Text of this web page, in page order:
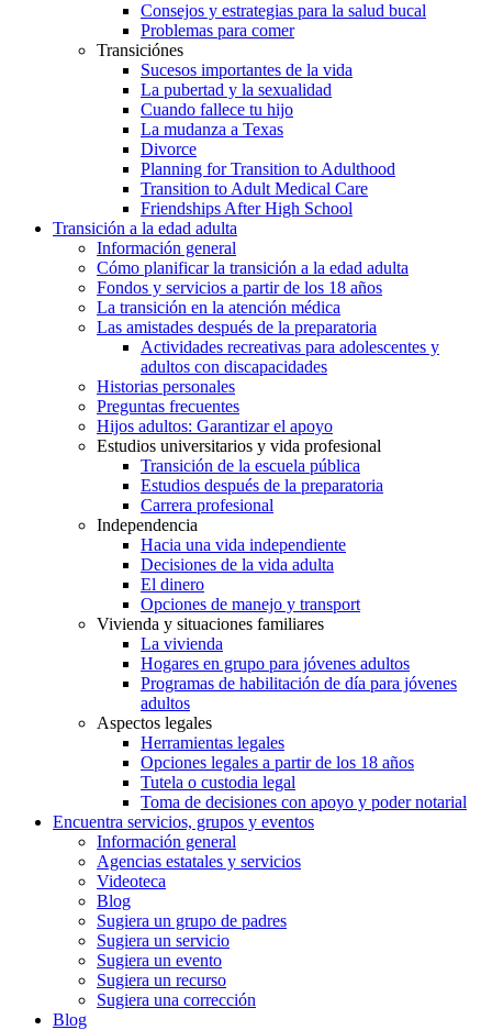
Consejos y estrategias para la salud bucal
Problemas para comer
Transiciónes
Sucesos importantes de la vida
La pubertad y la sexualidad
Cuando fallece tu hijo
La mudanza a Texas
Divorce
Planning for Transition to Adulthood
Transition to Adult Medical Care
Friendships After High School
Transición a la edad adulta
Información general
Cómo planificar la transición a la edad adulta
Fondos y servicios a partir de los 18 años
La transición en la atención médica
Las amistades después de la preparatoria
Actividades recreativas para adolescentes y
adultos con discapacidades
Historias personales
Preguntas frecuentes
Hijos adultos: Garantizar el apoyo
Estudios universitarios y vida profesional
Transición de la escuela pública
Estudios después de la preparatoria
Carrera profesional
Independencia
Hacia una vida independiente
Decisiones de la vida adulta
El dinero
Opciones de manejo y transport
Vivienda y situaciones familiares
La vivienda
Hogares en grupo para jóvenes adultos
Programas de habilitación de día para jóvenes
adultos
Aspectos legales
Herramientas legales
Opciones legales a partir de los 18 años
Tutela o custodia legal
Toma de decisiones con apoyo y poder notarial
Encuentra servicios, grupos y eventos
Información general
Agencias estatales y servicios
Videoteca
Blog
Sugiera un grupo de padres
Sugiera un servicio
Sugiera un evento
Sugiera un recurso
Sugiera una corrección
Blog